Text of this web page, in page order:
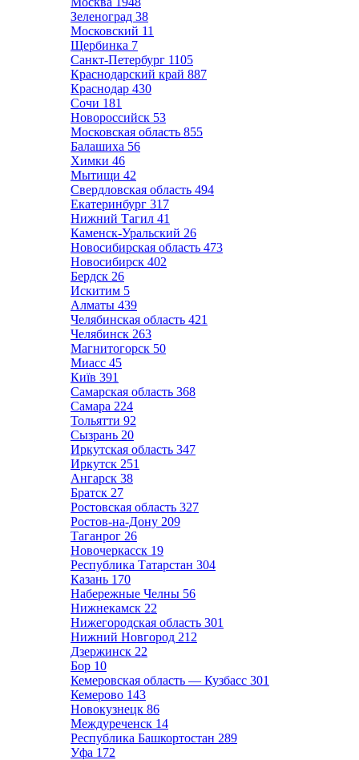
Зеленоград 38
Московский 11
Щербинка 7
Санкт-Петербург 1105
Краснодарский край 887
Краснодар 430
Сочи 181
Новороссийск 53
Московская область 855
Балашиха 56
Химки 46
Мытищи 42
Свердловская область 494
Екатеринбург 317
Нижний Тагил 41
Каменск-Уральский 26
Новосибирская область 473
Новосибирск 402
Бердск 26
Искитим 5
Алматы 439
Челябинская область 421
Челябинск 263
Магнитогорск 50
Миасс 45
Київ 391
Самарская область 368
Самара 224
Тольятти 92
Сызрань 20
Иркутская область 347
Иркутск 251
Ангарск 38
Братск 27
Ростовская область 327
Ростов-на-Дону 209
Таганрог 26
Новочеркасск 19
Республика Татарстан 304
Казань 170
Набережные Челны 56
Нижнекамск 22
Нижегородская область 301
Нижний Новгород 212
Дзержинск 22
Бор 10
Кемеровская область — Кузбасс 301
Кемерово 143
Новокузнецк 86
Междуреченск 14
Республика Башкортостан 289
Уфа 172